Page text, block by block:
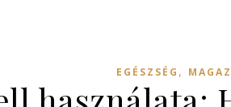
EGÉSZSÉG ,